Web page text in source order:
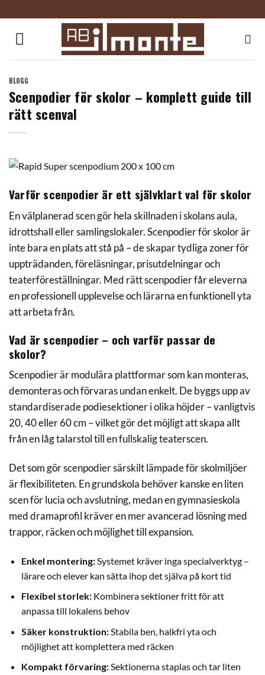
to
content
BLOGG
Scenpodier för skolor – komplett guide till
rätt scenval
Varför scenpodier är ett självklart val för skolor
En välplanerad scen gör hela skillnaden i skolans aula,
idrottshall eller samlingslokaler. Scenpodier för skolor är
inte bara en plats att stå på – de skapar tydliga zoner för
uppträdanden, föreläsningar, prisutdelningar och
teaterföreställningar. Med rätt scenpodier får eleverna
en professionell upplevelse och lärarna en funktionell yta
att arbeta från.
Vad är scenpodier – och varför passar de
skolor?
Scenpodier är modulära plattformar som kan monteras,
demonteras och förvaras undan enkelt. De byggs upp av
standardiserade podiesektioner i olika höjder – vanligtvis
20, 40 eller 60 cm – vilket gör det möjligt att skapa allt
från en låg talarstol till en fullskalig teaterscen.
Det som gör scenpodier särskilt lämpade för skolmiljöer
är flexibiliteten. En grundskola behöver kanske en liten
scen för lucia och avslutning, medan en gymnasieskola
med dramaprofil kräver en mer avancerad lösning med
trappor, räcken och möjlighet till expansion.
Enkel montering:Systemet kräver inga specialverktyg –
lärare och elever kan sätta ihop det själva på kort tid
Flexibel storlek:Kombinera sektioner fritt för att
anpassa till lokalens behov
Säker konstruktion:Stabila ben, halkfri yta och
möjlighet att komplettera med räcken
Kompakt förvaring:Sektionerna staplas och tar liten